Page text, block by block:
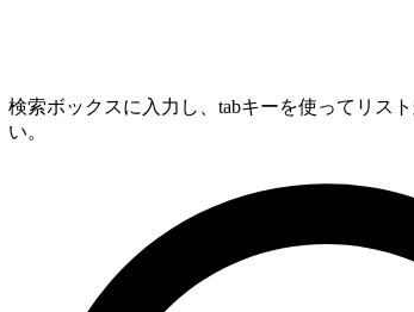
検索ボックスに入力し、tabキーを使ってリス
い。